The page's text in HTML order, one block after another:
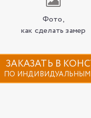
Фото,
как сделать замер
ЗАКАЗАТЬ В
ПО ИНДИВИДУАЛЬНЫМ